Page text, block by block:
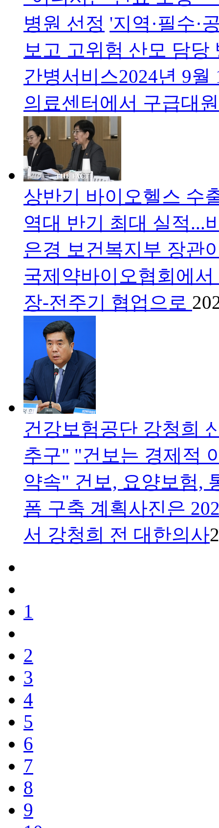
병원 선정 '지역·필수·
보고 고위험 산모 담당
간병서비스2024년 9
의료센터에서 구급대
상반기 바이오헬스 수
역대 반기 최대 실적...
은경 보건복지부 장관
국제약바이오협회에
장-전주기 협업으로
건강보험공단 강청희
추구" "건보는 경제적
약속" 건보, 요양보험,
폼 구축 계획사진은
서 강청희 전 대한의사
1
2
3
4
5
6
7
8
9